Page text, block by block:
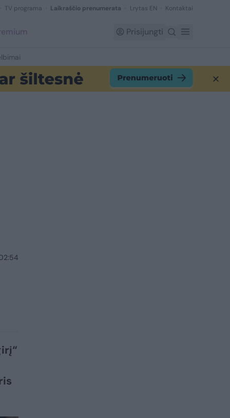
TV programa Laikraščio prenumerata Lrytas EN Kontaktai
Prisijungti